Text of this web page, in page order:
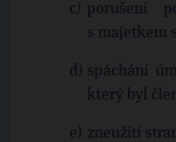
porušení
s majetkem
spáchání
který byl
zneužití